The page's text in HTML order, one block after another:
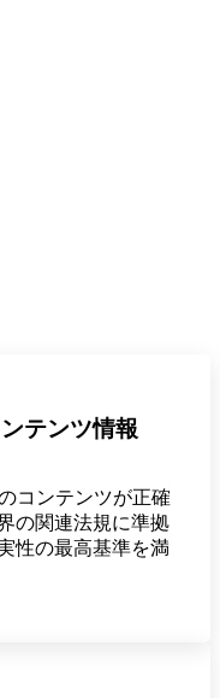
テンツ情報
コンテンツが正確
の関連法規に準拠
性の最高基準を満